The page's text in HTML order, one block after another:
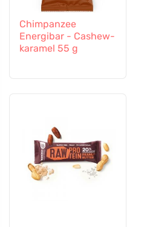
Chimpanzee
Energibar - Cashew-
karamel 55 g